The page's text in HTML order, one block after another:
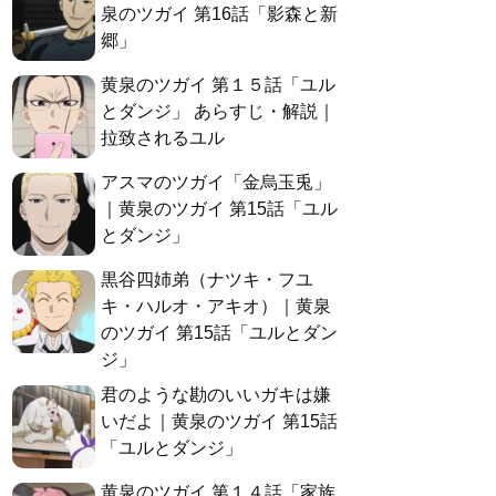
泉のツガイ 第16話「影森と新
郷」
黄泉のツガイ 第１５話「ユル
とダンジ」 あらすじ・解説｜
拉致されるユル
アスマのツガイ「金烏玉兎」
｜黄泉のツガイ 第15話「ユル
とダンジ」
黒谷四姉弟（ナツキ・フユ
キ・ハルオ・アキオ）｜黄泉
のツガイ 第15話「ユルとダン
ジ」
君のような勘のいいガキは嫌
いだよ｜黄泉のツガイ 第15話
「ユルとダンジ」
黄泉のツガイ 第１４話「家族